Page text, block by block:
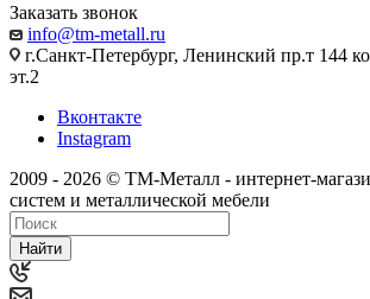
Заказать звонок
info@tm-metall.ru
г.Санкт-Петербург, Ленинский пр.т 144
эт.2
Вконтакте
Instagram
2009 - 2026 © ТМ-Металл - интернет-
систем и металлической мебели
Найти